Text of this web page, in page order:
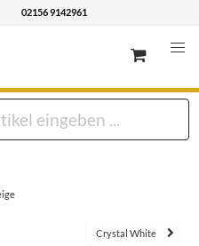
02156 9142961
Crystal White